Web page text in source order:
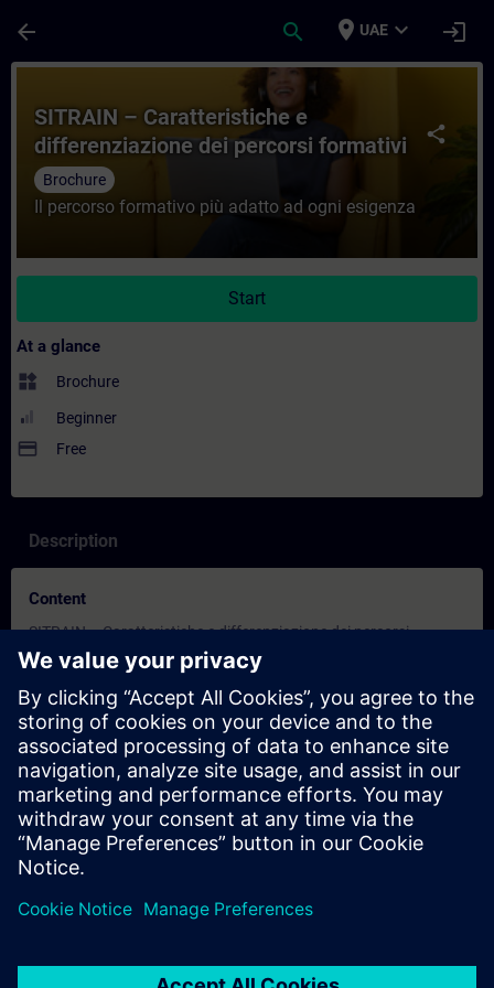
arrow_back search place UAE expand_more login
Course - SITRAIN – Caratteristiche e
share
SITRAIN – Caratteristiche e
differenziazione dei percorsi formativi
Brochure
Il percorso formativo più adatto ad ogni esigenza
Start
At a glance
widgets Brochure
Beginner
payment Free
Description
Content
SITRAIN – Caratteristiche e differenziazione dei percorsi
formativi